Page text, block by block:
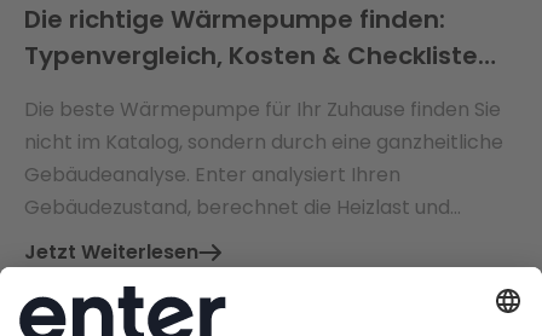
Die richtige Wärmepumpe finden:
Typenvergleich, Kosten & Checkliste
Die beste Wärmepumpe für Ihr Zuhause finden Sie
nicht im Katalog, sondern durch eine ganzheitliche
Gebäudeanalyse. Enter analysiert Ihren
Gebäudezustand, berechnet die Heizlast und
empfiehlt die perfekt dimensionierte
Wärmepumpe – mit Ø 3.360 € jährlicher
Energiekosteneinsparung.
Jetzt Weiterlesen